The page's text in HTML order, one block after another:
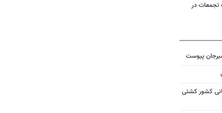
در
پیوست
کشور کشتی